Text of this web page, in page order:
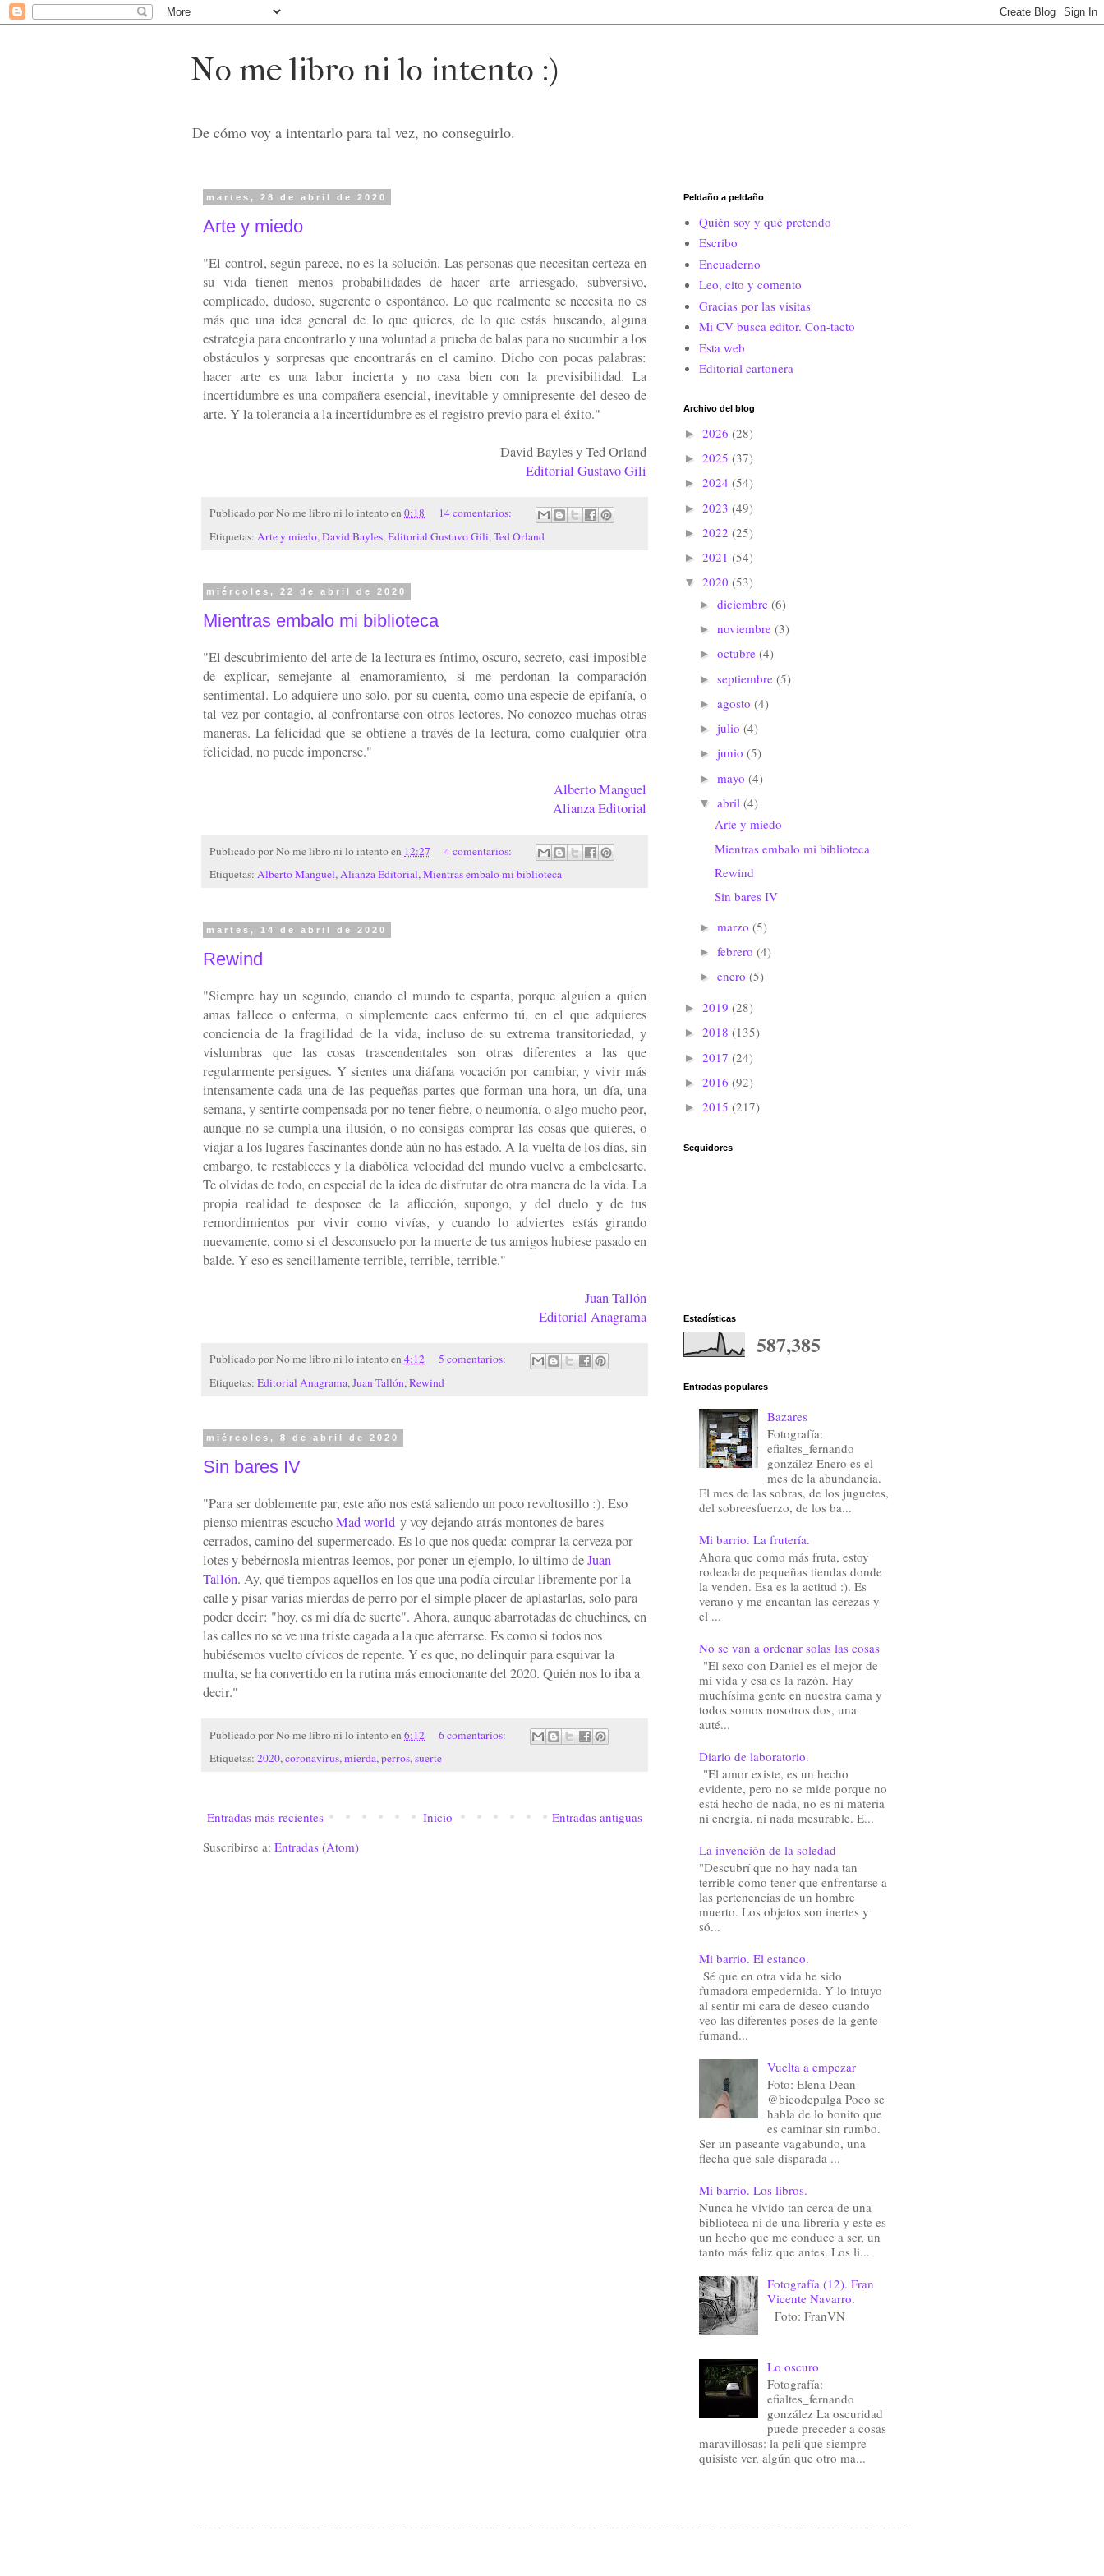
No me libro ni lo intento :)
De cómo voy a intentarlo para tal vez, no conseguirlo.
martes, 28 de abril de 2020
Arte y miedo
"El control, según parece, no es la solución. Las personas que necesitan certeza en
su vida tienen menos probabilidades de hacer arte arriesgado, subversivo,
complicado, dudoso, sugerente o espontáneo. Lo que realmente se necesita no es
más que una idea general de lo que quieres, de lo que estás buscando, alguna
estrategia para encontrarlo y una voluntad a prueba de balas para no sucumbir a los
obstáculos y sorpresas que encontrarás en el camino. Dicho con pocas palabras:
hacer arte es una labor incierta y no casa bien con la previsibilidad. La
incertidumbre es una compañera esencial, inevitable y omnipresente del deseo de
arte. Y la tolerancia a la incertidumbre es el registro previo para el éxito."
David Bayles y Ted Orland
Editorial Gustavo Gili
Publicado porNo me libro ni lo intentoen 0:18
14 comentarios:
Etiquetas: Arte y miedo, David Bayles, Editorial Gustavo Gili, Ted Orland
miércoles, 22 de abril de 2020
Mientras embalo mi biblioteca
"El descubrimiento del arte de la lectura es íntimo, oscuro, secreto, casi imposible
de explicar, semejante al enamoramiento, si me perdonan la comparación
sentimental. Lo adquiere uno solo, por su cuenta, como una especie de epifanía, o
tal vez por contagio, al confrontarse con otros lectores. No conozco muchas otras
maneras. La felicidad que se obtiene a través de la lectura, como cualquier otra
felicidad, no puede imponerse."
Alberto Manguel
Alianza Editorial
Publicado porNo me libro ni lo intentoen 12:27
4 comentarios:
Etiquetas: Alberto Manguel,Alianza Editorial,Mientras embalo mi biblioteca
martes, 14 de abril de 2020
Rewind
"Siempre hay un segundo, cuando el mundo te espanta, porque alguien a quien
amas fallece o enferma, o simplemente caes enfermo tú, en el que adquieres
conciencia de la fragilidad de la vida, incluso de su extrema transitoriedad, y
vislumbras que las cosas trascendentales son otras diferentes a las que
regularmente persigues. Y sientes una diáfana vocación por cambiar, y vivir más
intensamente cada una de las pequeñas partes que forman una hora, un día, una
semana, y sentirte compensada por no tener fiebre, o neumonía, o algo mucho peor,
aunque no se cumpla una ilusión, o no consigas comprar las cosas que quieres, o
viajar a los lugares fascinantes donde aún no has estado. A la vuelta de los días, sin
embargo, te restableces y la diabólica velocidad del mundo vuelve a embelesarte.
Te olvidas de todo, en especial de la idea de disfrutar de otra manera de la vida. La
propia realidad te desposee de la aflicción, supongo, y del duelo y de tus
remordimientos por vivir como vivías, y cuando lo adviertes estás girando
nuevamente, como si el desconsuelo por la muerte de tus amigos hubiese pasado en
balde. Y eso es sencillamente terrible, terrible, terrible."
Juan Tallón
Editorial Anagrama
Publicado porNo me libro ni lo intentoen 4:12
5 comentarios:
Etiquetas: Editorial Anagrama, Juan Tallón, Rewind
miércoles, 8 de abril de 2020
Sin bares IV
"Para ser doblemente par, este año nos está saliendo un poco revoltosillo :). Eso
pienso mientras escuchoMad world y voy dejando atrás montones de bares
cerrados, camino del supermercado. Es lo que nos queda: comprar la cerveza por
lotes y bebérnosla mientras leemos, por poner un ejemplo, lo último deJuan
Tallón. Ay, qué tiempos aquellos en los que una podía circular libremente por la
calle y pisar varias mierdas de perro por el simple placer de aplastarlas, solo para
poder decir: "hoy, es mi día de suerte". Ahora, aunque abarrotadas de chuchines, en
las calles no se ve una triste cagada a la que aferrarse. Es como si todos nos
hubiésemos vuelto cívicos de repente. Y es que, no delinquir para esquivar la
multa, se ha convertido en la rutina más emocionante del 2020. Quién nos lo iba a
decir."
Publicado porNo me libro ni lo intentoen 6:12
6 comentarios:
Etiquetas: 2020,coronavirus,mierda,perros,suerte
Entradas más recientes Entradas antiguas
Inicio
Suscribirse a: Entradas (Atom)
Peldaño a peldaño
Quién soy y qué pretendo
Escribo
Encuaderno
Leo, cito y comento
Gracias por las visitas
Mi CV busca editor. Con-tacto
Esta web
Editorial cartonera
Archivo del blog
► 2026 (28)
► 2025 (37)
► 2024 (54)
► 2023 (49)
► 2022 (25)
► 2021 (54)
▼ 2020 (53)
► diciembre (6)
► noviembre (3)
► octubre (4)
► septiembre (5)
► agosto (4)
► julio (4)
► junio (5)
► mayo (4)
▼ abril (4)
Arte y miedo
Mientras embalo mi biblioteca
Rewind
Sin bares IV
► marzo (5)
► febrero (4)
► enero (5)
► 2019 (28)
► 2018 (135)
► 2017 (24)
► 2016 (92)
► 2015 (217)
Seguidores
Estadísticas
587,385
Entradas populares
Bazares
Fotografía:
efialtes_fernando
gonzález Enero es el
mes de la abundancia.
El mes de las sobras, de los juguetes,
del sobreesfuerzo, de los ba...
Mi barrio. La frutería.
Ahora que como más fruta, estoy
rodeada de pequeñas tiendas donde
la venden. Esa es la actitud :). Es
verano y me encantan las cerezas y
el ...
No se van a ordenar solas las cosas
"El sexo con Daniel es el mejor de
mi vida y esa es la razón. Hay
muchísima gente en nuestra cama y
todos somos nosotros dos, una
auté...
Diario de laboratorio.
"El amor existe, es un hecho
evidente, pero no se mide porque no
está hecho de nada, no es ni materia
ni energía, ni nada mesurable. E...
La invención de la soledad
"Descubrí que no hay nada tan
terrible como tener que enfrentarse a
las pertenencias de un hombre
muerto. Los objetos son inertes y
só...
Mi barrio. El estanco.
Sé que en otra vida he sido
fumadora empedernida. Y lo intuyo
al sentir mi cara de deseo cuando
veo las diferentes poses de la gente
fumand...
Vuelta a empezar
Foto: Elena Dean
@bicodepulga Poco se
habla de lo bonito que
es caminar sin rumbo.
Ser un paseante vagabundo, una
flecha que sale disparada ...
Mi barrio. Los libros.
Nunca he vivido tan cerca de una
biblioteca ni de una librería y este es
un hecho que me conduce a ser, un
tanto más feliz que antes. Los li...
Fotografía (12). Fran
Vicente Navarro.
Foto: FranVN
Lo oscuro
Fotografía:
efialtes_fernando
gonzález La oscuridad
puede preceder a cosas
maravillosas: la peli que siempre
quisiste ver, algún que otro ma...